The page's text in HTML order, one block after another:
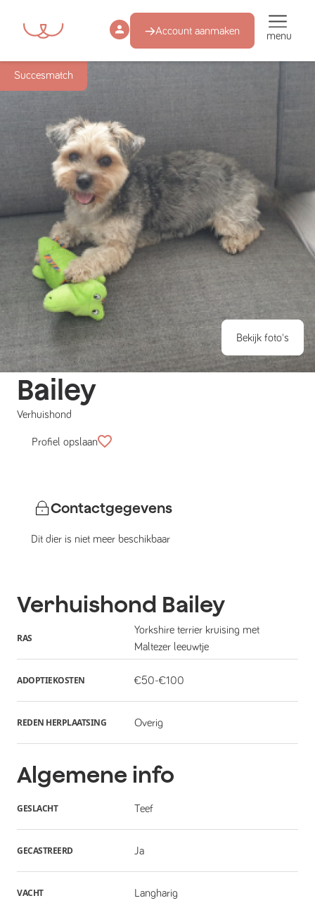
Account aanmaken menu
Succesmatch
Bekijk foto's
Bailey
Verhuishond
Profiel opslaan
Contactgegevens
Dit dier is niet meer beschikbaar
Verhuishond Bailey
RAS
Yorkshire terrier kruising met
Maltezer leeuwtje
ADOPTIEKOSTEN €50-€100
REDEN HERPLAATSING Overig
Algemene info
GESLACHT Teef
GECASTREERD Ja
VACHT Langharig